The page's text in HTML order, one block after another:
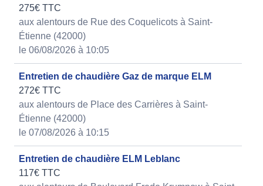
275€ TTC
aux alentours de Rue des Coquelicots à Saint-
Étienne (42000)
le 06/08/2026 à 10:05
Entretien de chaudière Gaz de marque ELM
272€ TTC
aux alentours de Place des Carrières à Saint-
Étienne (42000)
le 07/08/2026 à 10:15
Entretien de chaudière ELM Leblanc
117€ TTC